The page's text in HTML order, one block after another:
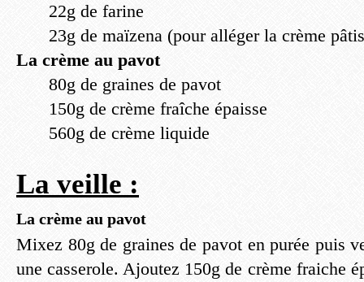
22g de farine
23g de maïzena (pour alléger la crème
La crème au pavot
80g de graines de pavot
150g de crème fraîche épaisse
560g de crème liquide
La veille :
La crème au pavot
Mixez 80g de graines de pavot en purée puis
une casserole. Ajoutez 150g de crème fraiche